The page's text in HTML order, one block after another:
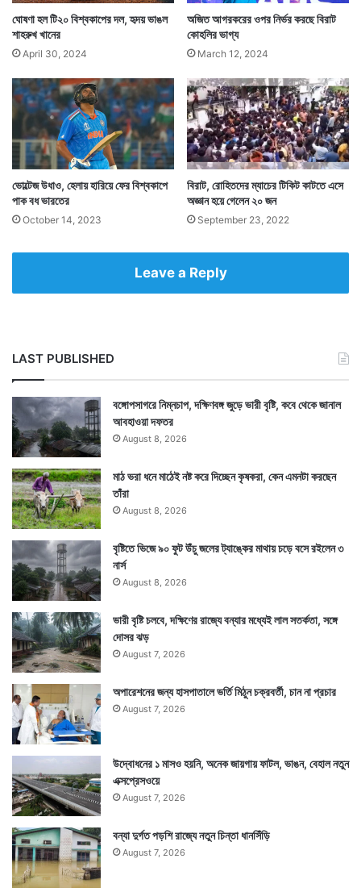
ঘোষণা হল টি২০ বিশ্বকাপের দল, হৃদয় ভাঙল
শাহরুখ খানের
April 30, 2024
অজিত আগরকরের ওপর নির্ভর করছে বিরাট
কোহলির ভাগ্য
March 12, 2024
ভোল্টেজ উধাও, হেলায় হারিয়ে ফের বিশ্বকাপে
পাক বধ ভারতের
October 14, 2023
বিরাট, রোহিতদের ম্যাচের টিকিট কাটতে এসে
অজ্ঞান হয়ে গেলেন ২০ জন
September 23, 2022
Leave a Reply
LAST PUBLISHED
বঙ্গোপসাগরে নিম্নচাপ, দক্ষিণবঙ্গ জুড়ে ভারী বৃষ্টি, কবে থেকে জানাল
আবহাওয়া দফতর
August 8, 2026
মাঠ ভরা ধনে মাঠেই নষ্ট করে দিচ্ছেন কৃষকরা, কেন এমনটা করছেন
তাঁরা
August 8, 2026
বৃষ্টিতে ভিজে ৯০ ফুট উঁচু জলের ট্যাঙ্কের মাথায় চড়ে বসে রইলেন ৩
নার্স
August 8, 2026
ভারী বৃষ্টি চলবে, দক্ষিণের রাজ্যে বন্যার মধ্যেই লাল সতর্কতা, সঙ্গে
দোসর ঝড়
August 7, 2026
অপারেশনের জন্য হাসপাতালে ভর্তি মিঠুন চক্রবর্তী, চান না প্রচার
August 7, 2026
উদ্বোধনের ১ মাসও হয়নি, অনেক জায়গায় ফাটল, ভাঙন, বেহাল নতুন
এক্সপ্রেসওয়ে
August 7, 2026
বন্যা দুর্গত পড়শি রাজ্যে নতুন চিন্তা ধানসিঁড়ি
August 7, 2026